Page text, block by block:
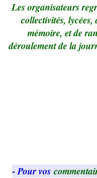
Les organisateurs
collectivités, lycées,
mémoire, et de
déroulement de la
- Pour vos